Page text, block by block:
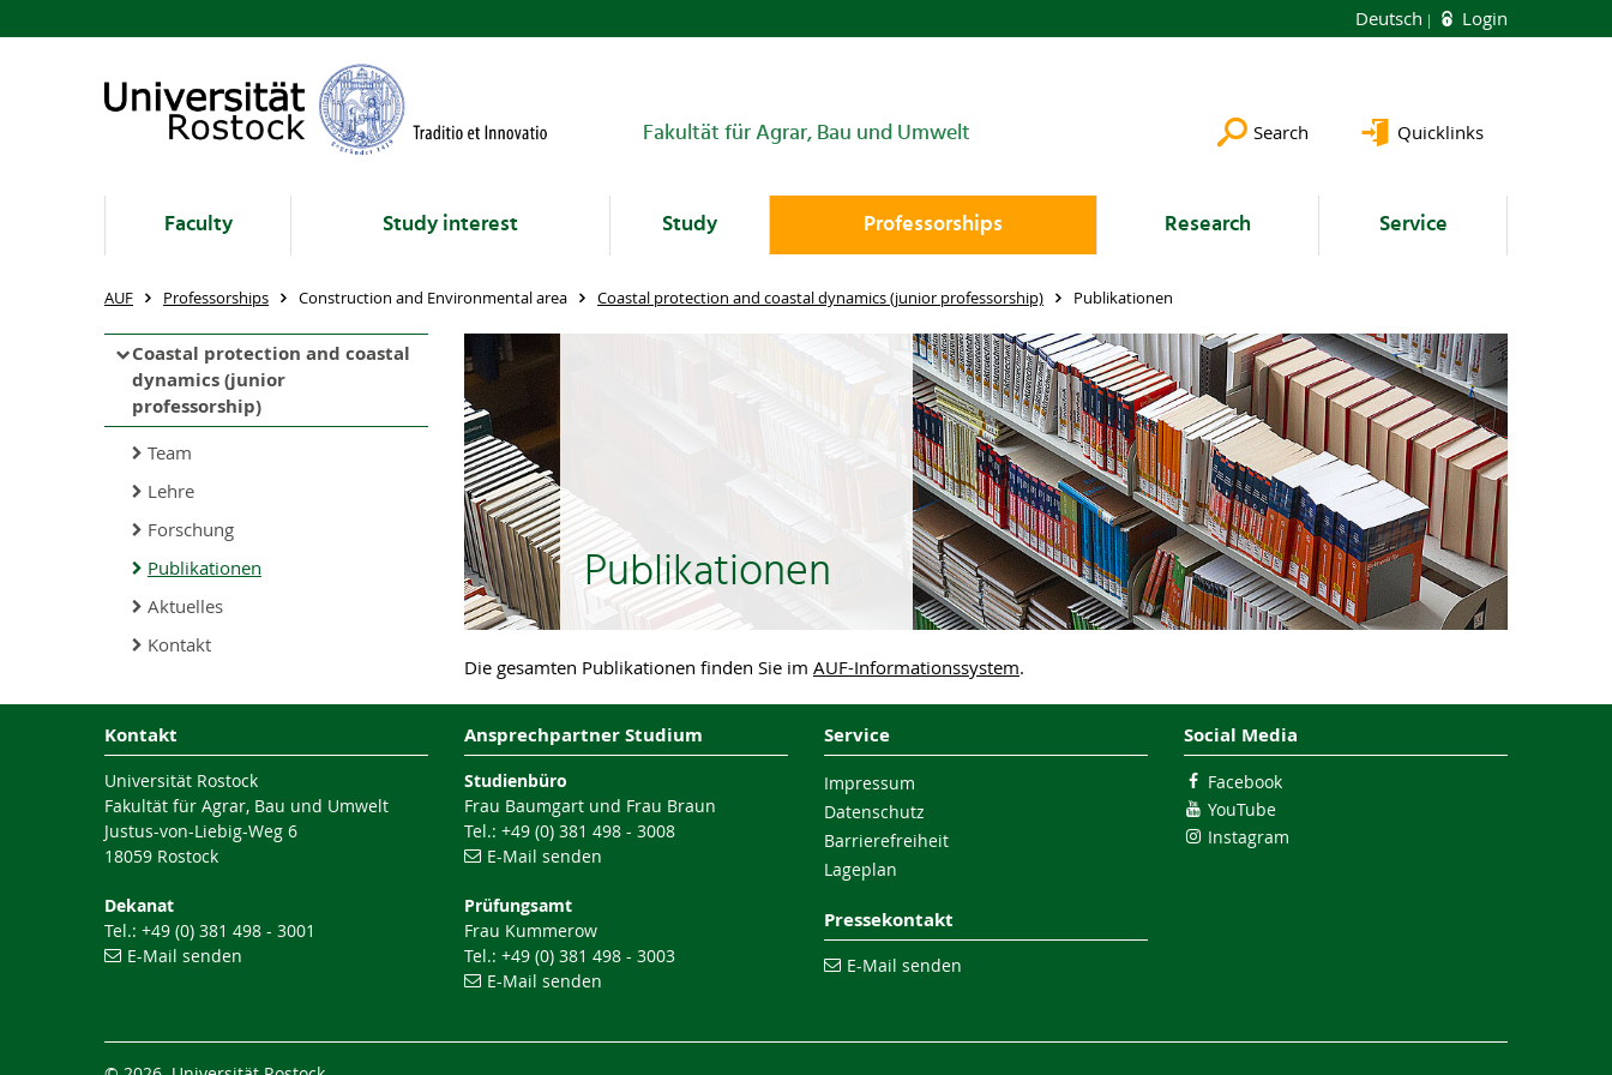
Deutsch Login
Fakultät für Agrar, Bau und Umwelt Search Quicklinks
Faculty Study interest Study Professorships Research Service
AUF Professorships Construction and Environmental area Coastal protection and coastal dynamics (junior professorship) Publikationen
Coastal protection and coastal
dynamics (junior
professorship)
Team
Lehre
Forschung
Publikationen
Aktuelles
Kontakt
Publikationen
Die gesamten Publikationen finden Sie im AUF-Informationssystem.
Kontakt
Universität Rostock
Fakultät für Agrar, Bau und Umwelt
Justus-von-Liebig-Weg 6
18059 Rostock
Dekanat
Tel.: +49 (0) 381 498 - 3001
E-Mail senden
Ansprechpartner Studium
Studienbüro
Frau Baumgart und Frau Braun
Tel.: +49 (0) 381 498 - 3008
E-Mail senden
Prüfungsamt
Frau Kummerow
Tel.: +49 (0) 381 498 - 3003
E-Mail senden
Service
Impressum
Datenschutz
Barrierefreiheit
Lageplan
Pressekontakt
E-Mail senden
Social Media
Facebook
YouTube
Instagram